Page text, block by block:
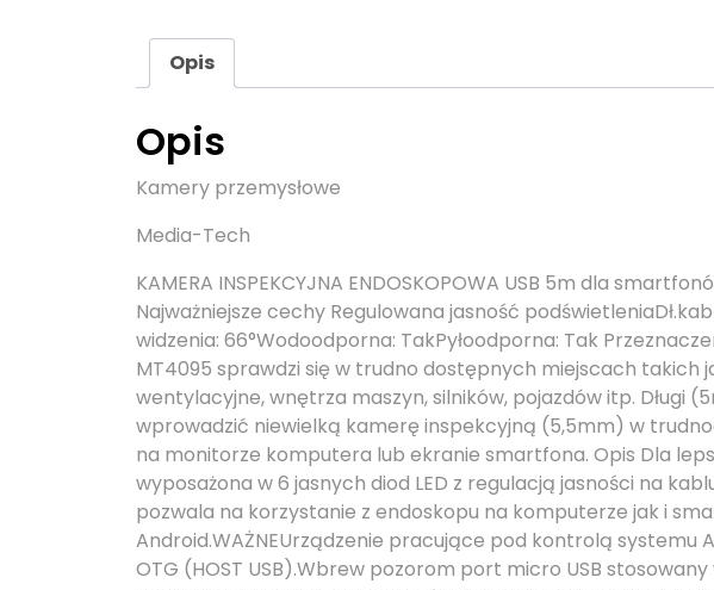
Opis
Opis
Kamery przemysłowe
Media-Tech
KAMERA INSPEKCYJNA ENDOSKOPOWA USB 5m dla
Najważniejsze cechy Regulowana jasność
widzenia: 66°Wodoodporna: TakPyłoodporna: Tak
MT4095 sprawdzi się w trudno dostępnych miejscach takich
wentylacyjne, wnętrza maszyn, silników, pojazdów itp. Długi
wprowadzić niewielką kamerę inspekcyjną (5,5mm) w
na monitorze komputera lub ekranie smartfona. Opis Dla
wyposażona w 6 jasnych diod LED z regulacją jasności na
pozwala na korzystanie z endoskopu na komputerze jak i
Android.WAŻNEUrządzenie pracujące pod kontrolą systemu
OTG (HOST USB).Wbrew pozorom port micro USB